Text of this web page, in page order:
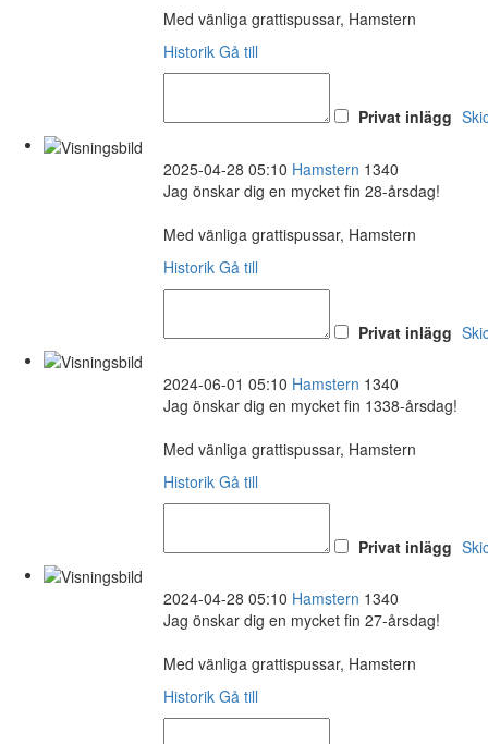
Med vänliga grattispussar, Hamstern
Historik Gå till
Privat inlägg
2025-04-28 05:10 Hamstern 1340
Jag önskar dig en mycket fin 28-årsdag!
Med vänliga grattispussar, Hamstern
Historik Gå till
Privat inlägg
2024-06-01 05:10 Hamstern 1340
Jag önskar dig en mycket fin 1338-årsdag!
Med vänliga grattispussar, Hamstern
Historik Gå till
Privat inlägg
2024-04-28 05:10 Hamstern 1340
Jag önskar dig en mycket fin 27-årsdag!
Med vänliga grattispussar, Hamstern
Historik Gå till